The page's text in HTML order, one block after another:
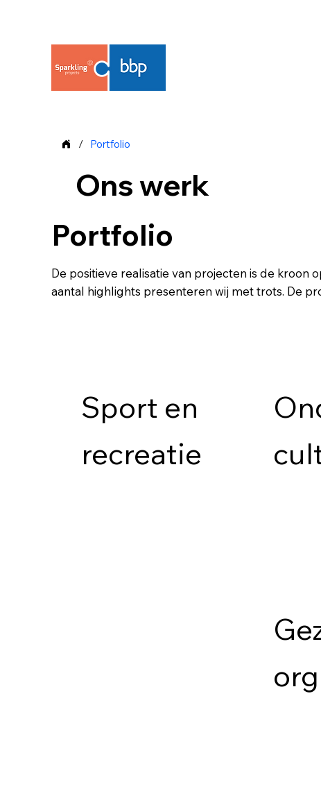
/ Portfolio
Ons werk
Portfolio
De positieve realisatie van projecten is de
aantal highlights presenteren wij met trots. De
Sport en
recreatie
org